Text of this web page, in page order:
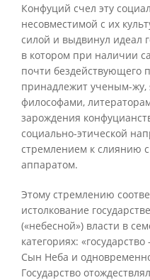
Конфуций счел эту
несовместимой с их
силой и выдвинул идеал
в котором при наличии
почти бездействующего
принадлежит ученым-
философами,
зарождения
социально-этической
стремлением к слиянию
аппаратом.
Этому стремлению
истолкование
(«небесной») власти в
категориях:
Сын Неба и
Государство